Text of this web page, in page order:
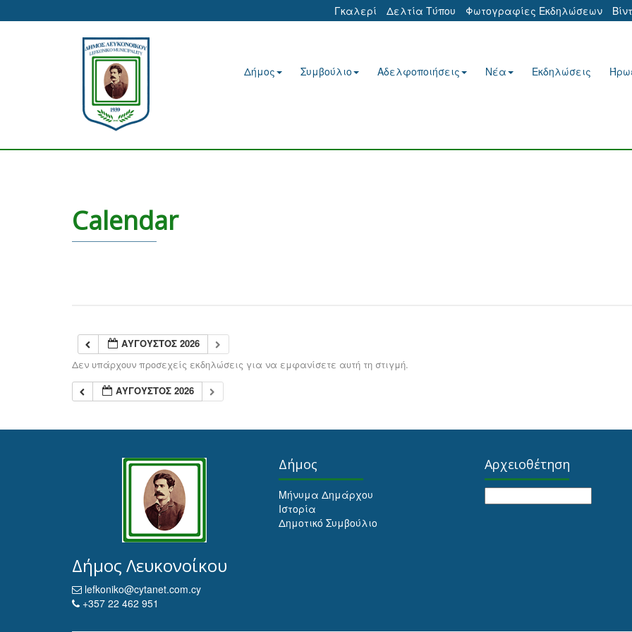
Γκαλερί Δελτία Τύπου Φωτογραφίες Εκδηλώσεων
Δήμος Συμβούλιο Αδελφοποιήσεις Νέα Εκδηλώσεις
Calendar
ΑΎΓΟΥΣΤΟΣ 2026
Δεν υπάρχουν προσεχείς εκδηλώσεις για να εμφανίσετε αυτή τη στιγμή.
ΑΎΓΟΥΣΤΟΣ 2026
Δήμος Λευκονοίκου
lefkoniko@cytanet.com.cy
+357 22 462 951
Δήμος
Μήνυμα Δημάρχου
Ιστορία
Δημοτικό Συμβούλιο
Αρχειοθέτηση